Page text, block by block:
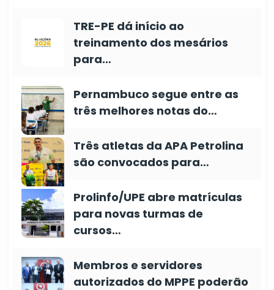
TRE-PE dá início ao
treinamento dos mesários
para…
Pernambuco segue entre as
três melhores notas do…
Três atletas da APA Petrolina
são convocados para…
Prolinfo/UPE abre matrículas
para novas turmas de
cursos…
Membros e servidores
autorizados do MPPE poderão